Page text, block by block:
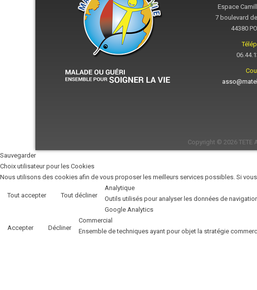
Espace
7 boulevard
44380
Copyright © 2026 TETE
Sauvegarder
Choix utilisateur pour les Cookies
Nous utilisons des cookies afin de vous proposer les meilleurs services possibles. Si
Tout accepter Tout décliner
Analytique
Outils utilisés pour analyser les données de
Google Analytics
Accepter Décliner
Commercial
Ensemble de techniques ayant pour objet la stratégie